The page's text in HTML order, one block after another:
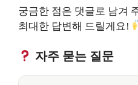
궁금한 점은 댓글로 남겨
최대한 답변해 드릴게요!
자주 묻는 질문